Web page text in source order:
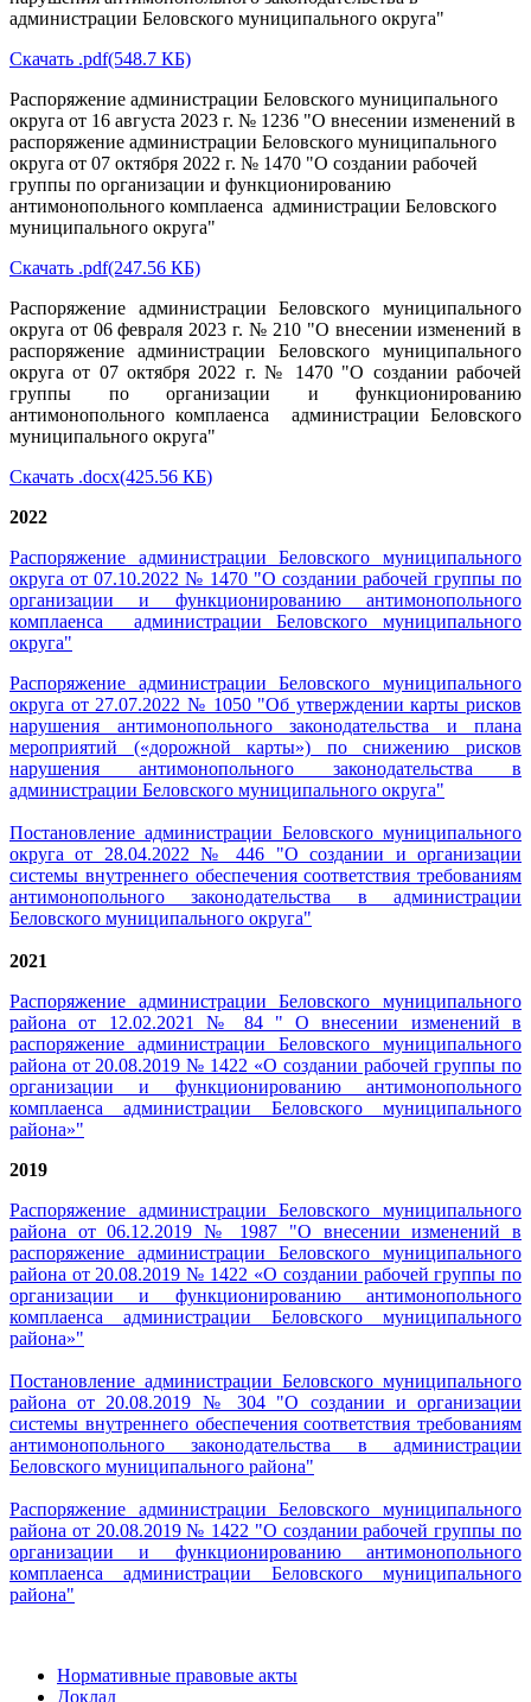
администрации Беловского муниципального округа"
Скачать .pdf(548.7 КБ)
Распоряжение администрации Беловского муниципального
округа от 16 августа 2023 г. № 1236 "О внесении изменений в
распоряжение администрации Беловского муниципального
округа от 07 октября 2022 г. № 1470 "О создании рабочей
группы по организации и функционированию
антимонопольного комплаенса администрации Беловского
муниципального округа"
Скачать .pdf(247.56 КБ)
Распоряжение администрации Беловского муниципального
округа от 06 февраля 2023 г. № 210 "О внесении изменений в
распоряжение администрации Беловского муниципального
округа от 07 октября 2022 г. № 1470 "О создании рабочей
группы по организации и функционированию
антимонопольного комплаенса администрации Беловского
муниципального округа"
Скачать .docx(425.56 КБ)
2022
Распоряжение администрации Беловского муниципального
округа от 07.10.2022 № 1470 "О создании рабочей группы по
организации и функционированию антимонопольного
комплаенса администрации Беловского муниципального
округа"
Распоряжение администрации Беловского муниципального
округа от 27.07.2022 № 1050 "Об утверждении карты рисков
нарушения антимонопольного законодательства и плана
мероприятий («дорожной карты») по снижению рисков
нарушения антимонопольного законодательства в
администрации Беловского муниципального округа"
Постановление администрации Беловского муниципального
округа от 28.04.2022 № 446 "О создании и организации
системы внутреннего обеспечения соответствия требованиям
антимонопольного законодательства в администрации
Беловского муниципального округа"
2021
Распоряжение администрации Беловского муниципального
района от 12.02.2021 № 84 " О внесении изменений в
распоряжение администрации Беловского муниципального
района от 20.08.2019 № 1422 «О создании рабочей группы по
организации и функционированию антимонопольного
комплаенса администрации Беловского муниципального
района»"
2019
Распоряжение администрации Беловского муниципального
района от 06.12.2019 № 1987 "О внесении изменений в
распоряжение администрации Беловского муниципального
района от 20.08.2019 № 1422 «О создании рабочей группы по
организации и функционированию антимонопольного
комплаенса администрации Беловского муниципального
района»"
Постановление администрации Беловского муниципального
района от 20.08.2019 № 304 "О создании и организации
системы внутреннего обеспечения соответствия требованиям
антимонопольного законодательства в администрации
Беловского муниципального района"
Распоряжение администрации Беловского муниципального
района от 20.08.2019 № 1422 "О создании рабочей группы по
организации и функционированию антимонопольного
комплаенса администрации Беловского муниципального
района"
Нормативные правовые акты
Доклад